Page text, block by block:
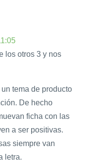
los otros 3 y nos
tema de producto
De hecho
ficha con las
a ser positivas.
siempre van
letra.